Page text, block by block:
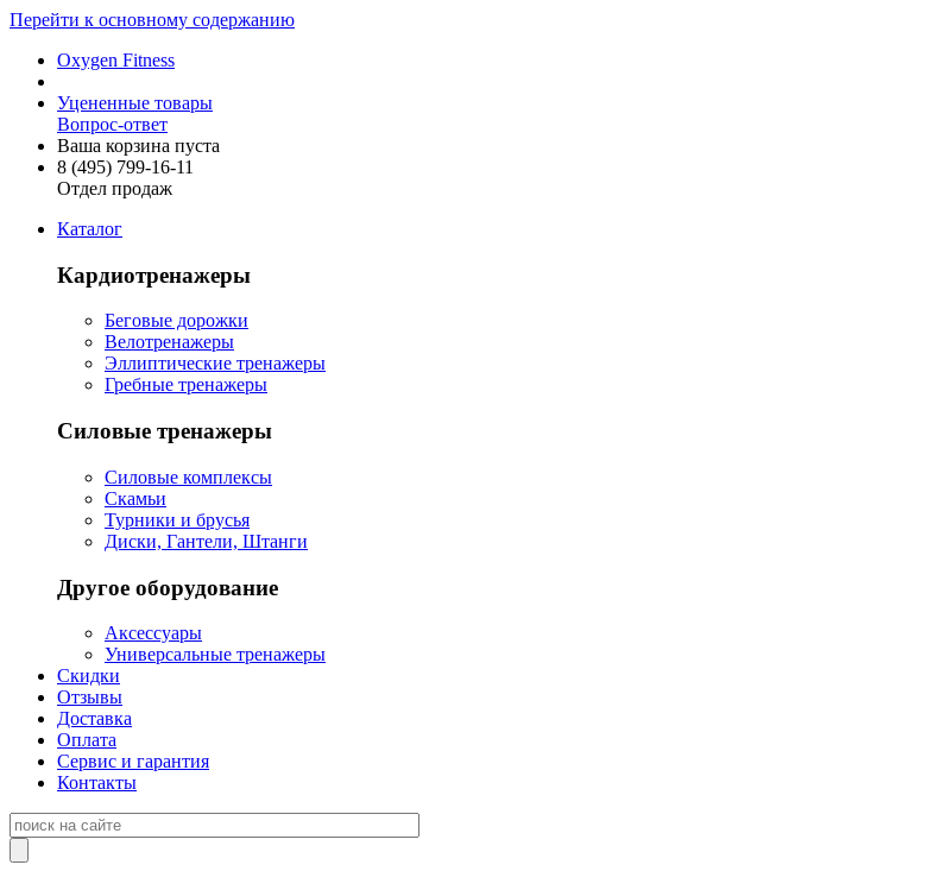
Перейти к основному содержанию
Oxygen Fitness
Уцененные товары
Вопрос-ответ
Ваша корзина пуста
8 (495) 799-16-11
Отдел продаж
Каталог
Кардиотренажеры
Беговые дорожки
Велотренажеры
Эллиптические тренажеры
Гребные тренажеры
Силовые тренажеры
Силовые комплексы
Скамьи
Турники и брусья
Диски, Гантели, Штанги
Другое оборудование
Аксессуары
Универсальные тренажеры
Скидки
Отзывы
Доставка
Оплата
Сервис и гарантия
Контакты